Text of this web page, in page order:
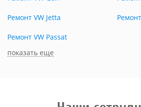
Ремонт VW Jetta
Ремонт VW Passat
показать еще